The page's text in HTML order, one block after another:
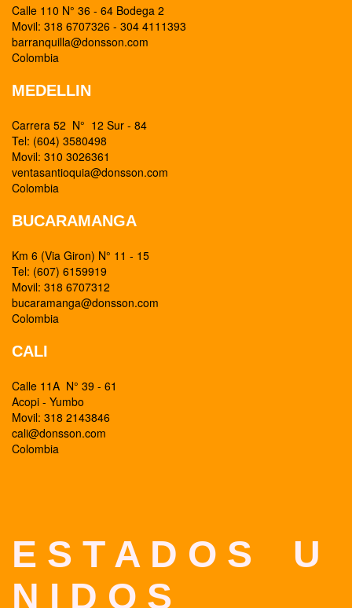
Calle 110 N° 36 - 64 Bodega 2
Movil: 318 6707326 - 304 4111393
barranquilla@donsson.com
Colombia
MEDELLIN
Carrera 52 N° 12 Sur - 84
Tel: (604) 3580498
Movil: 310 3026361
ventasantioquia@donsson.com
Colombia
BUCARAMANGA
Km 6 (Via Giron) N° 11 - 15
Tel: (607) 6159919
Movil: 318 6707312
bucaramanga@donsson.com
Colombia
CALI
Calle 11A N° 39 - 61
Acopi - Yumbo
Movil: 318 2143846
cali@donsson.com
Colombia
E S T A D O S U
N I D O S